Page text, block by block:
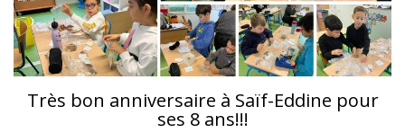
Très bon anniversaire à Saïf-Eddine pour
ses 8 ans!!!